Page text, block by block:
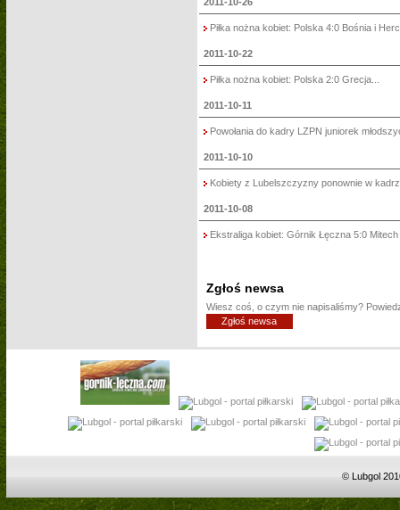
Piłka nożna kobiet: Polska 4:0 Bośnia i
2011-10-22
Piłka nożna kobiet: Polska 2:0 Grecja...
2011-10-11
Powołania do kadry LZPN juniorek
2011-10-10
Kobiety z Lubelszczyzny ponownie w
2011-10-08
Ekstraliga kobiet: Górnik Łęczna 5:0
Zgłoś newsa
Wiesz coś, o czym nie napisaliśmy?
Zgłoś newsa
© Lubgol